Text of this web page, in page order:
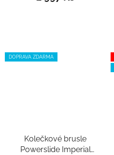
DOPRAVA ZDARMA
Kolečkové brusle
Powerslide Imperial